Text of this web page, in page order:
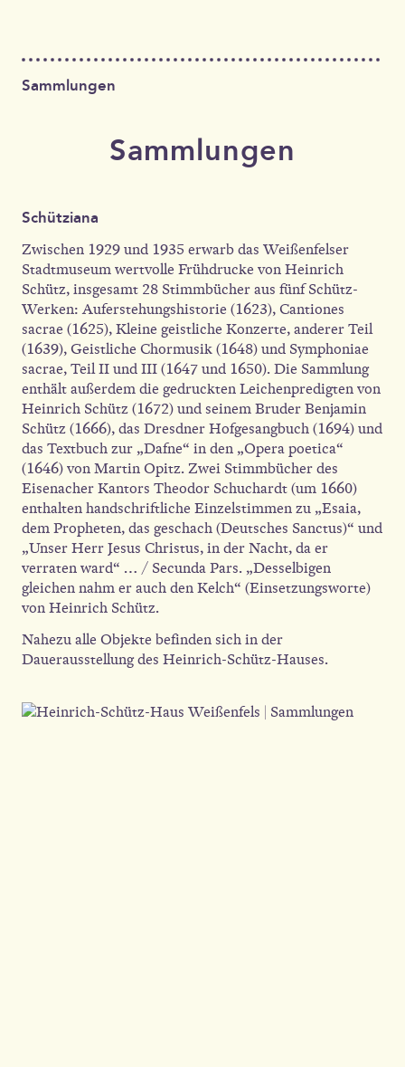
Sammlungen
Sammlungen
Schütziana
Zwischen 1929 und 1935 erwarb das Weißenfelser
Stadtmuseum wertvolle Frühdrucke von Heinrich
Schütz, insgesamt 28 Stimmbücher aus fünf Schütz-
Werken: Auferstehungshistorie (1623), Cantiones
sacrae (1625), Kleine geistliche Konzerte, anderer Teil
(1639), Geistliche Chormusik (1648) und Symphoniae
sacrae, Teil II und III (1647 und 1650). Die Sammlung
enthält außerdem die gedruckten Leichenpredigten von
Heinrich Schütz (1672) und seinem Bruder Benjamin
Schütz (1666), das Dresdner Hofgesangbuch (1694) und
das Textbuch zur „Dafne“ in den „Opera poetica“
(1646) von Martin Opitz. Zwei Stimmbücher des
Eisenacher Kantors Theodor Schuchardt (um 1660)
enthalten handschriftliche Einzelstimmen zu „Esaia,
dem Propheten, das geschach (Deutsches Sanctus)“ und
„Unser Herr Jesus Christus, in der Nacht, da er
verraten ward“ … / Secunda Pars. „Desselbigen
gleichen nahm er auch den Kelch“ (Einsetzungsworte)
von Heinrich Schütz.
Nahezu alle Objekte befinden sich in der
Dauerausstellung des Heinrich-Schütz-Hauses.